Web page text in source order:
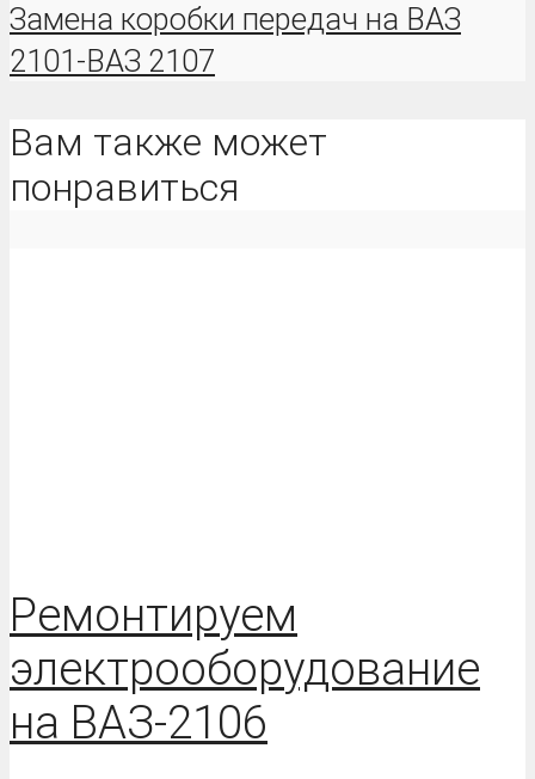
Замена коробки передач на ВАЗ
2101-ВАЗ 2107
Вам также может
понравиться
Ремонтируем
электрооборудование
на ВАЗ-2106